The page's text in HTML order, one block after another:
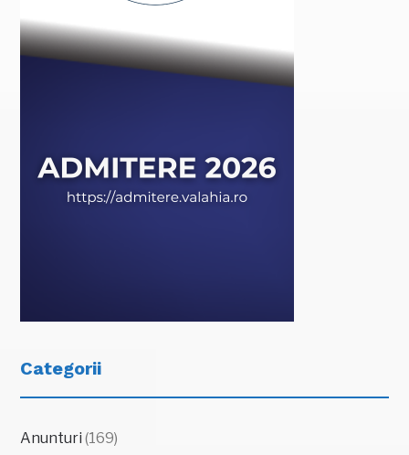
Categorii
Anunturi (169)